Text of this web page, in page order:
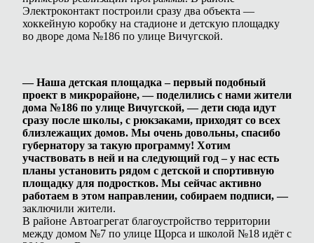
Электроконтакт построили сразу два объекта —
хоккейную коробку на стадионе и детскую площадку
во дворе дома №186 по улице Вичугской.
— Наша детская площадка – первый подобный
проект в микрорайоне, — поделились с нами жители
дома №186 по улице Вичугской, — дети сюда идут
сразу после школы, с рюкзаками, приходят со всех
близлежащих домов. Мы очень довольны, спасибо
губернатору за такую программу! Хотим
участвовать в ней и на следующий год – у нас есть
планы установить рядом с детской и спортивную
площадку для подростков. Мы сейчас активно
работаем в этом направлении, собираем подписи, —
заключили жители.
В районе Автоагрегат благоустройство территории
между домом №7 по улице Щорса и школой №18 идёт с